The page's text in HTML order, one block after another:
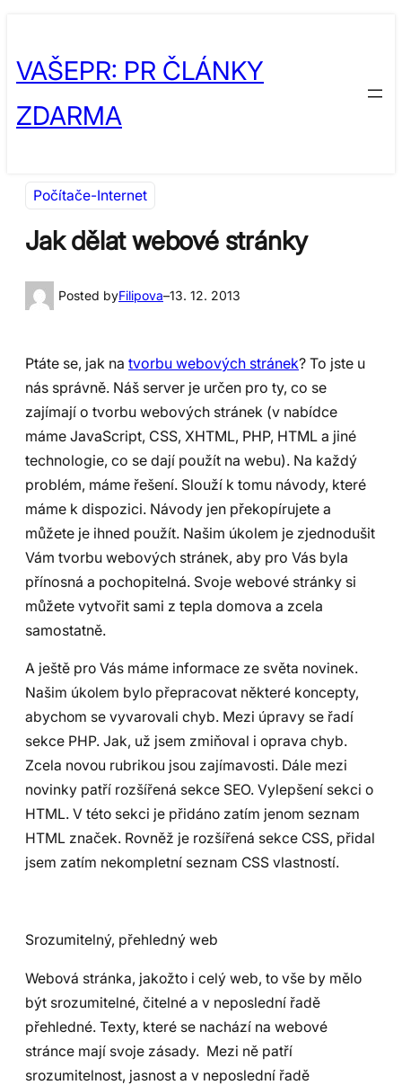
obsah
content
VAŠEPR: PR ČLÁNKY
ZDARMA
Počítače-Internet
Jak dělat webové stránky
Posted byFilipova–13. 12. 2013
Ptáte se, jak na tvorbu webových stránek? To jste u
nás správně. Náš server je určen pro ty, co se
zajímají o tvorbu webových stránek (v nabídce
máme JavaScript, CSS, XHTML, PHP, HTML a jiné
technologie, co se dají použít na webu). Na každý
problém, máme řešení. Slouží k tomu návody, které
máme k dispozici. Návody jen překopírujete a
můžete je ihned použít. Našim úkolem je zjednodušit
Vám tvorbu webových stránek, aby pro Vás byla
přínosná a pochopitelná. Svoje webové stránky si
můžete vytvořit sami z tepla domova a zcela
samostatně.
A ještě pro Vás máme informace ze světa novinek.
Našim úkolem bylo přepracovat některé koncepty,
abychom se vyvarovali chyb. Mezi úpravy se řadí
sekce PHP. Jak, už jsem zmiňoval i oprava chyb.
Zcela novou rubrikou jsou zajímavosti. Dále mezi
novinky patří rozšířená sekce SEO. Vylepšení sekci o
HTML. V této sekci je přidáno zatím jenom seznam
HTML značek. Rovněž je rozšířená sekce CSS, přidal
jsem zatím nekompletní seznam CSS vlastností.
Srozumitelný, přehledný web
Webová stránka, jakožto i celý web, to vše by mělo
být srozumitelné, čitelné a v neposlední řadě
přehledné. Texty, které se nachází na webové
stránce mají svoje zásady. Mezi ně patří
srozumitelnost, jasnost a v neposlední řadě